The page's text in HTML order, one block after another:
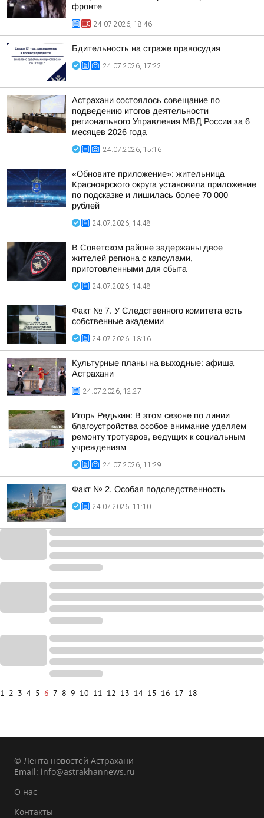
фронте
24.07.2026, 18:46
Бдительность на страже правосудия
24.07.2026, 17:22
Астрахани состоялось совещание по
подведению итогов деятельности
регионального Управления МВД России за 6
месяцев 2026 года
24.07.2026, 15:16
«Обновите приложение»: жительница
Красноярского округа установила приложение
по подсказке и лишилась более 70 000
рублей
24.07.2026, 14:48
В Советском районе задержаны двое
жителей региона с капсулами,
приготовленными для сбыта
24.07.2026, 14:48
Факт № 7. У Следственного комитета есть
собственные академии
24.07.2026, 13:16
Культурные планы на выходные: афиша
Астрахани
24.07.2026, 12:27
Игорь Редькин: В этом сезоне по линии
благоустройства особое внимание уделяем
ремонту тротуаров, ведущих к социальным
учреждениям
24.07.2026, 11:29
Факт № 2. Особая подследственность
24.07.2026, 11:10
1 2 3 4 5 6 7 8 9 10 11 12 13 14 15 16 17 18
© Лента новостей Астрахани
Email: info@astrakhannews.ru
О нас
Контакты